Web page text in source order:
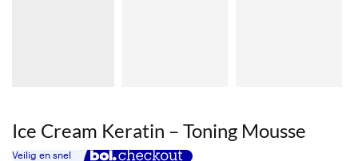
Ice Cream Keratin – Toning Mousse